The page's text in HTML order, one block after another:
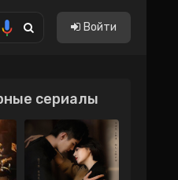
Войти
сериалы